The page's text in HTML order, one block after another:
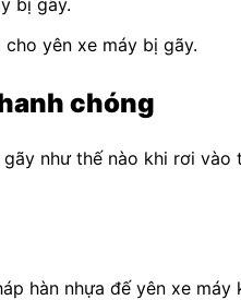
yên xe máy bị gãy.
chóng
như thế nào khi rơi
hàn nhựa đế yên xe